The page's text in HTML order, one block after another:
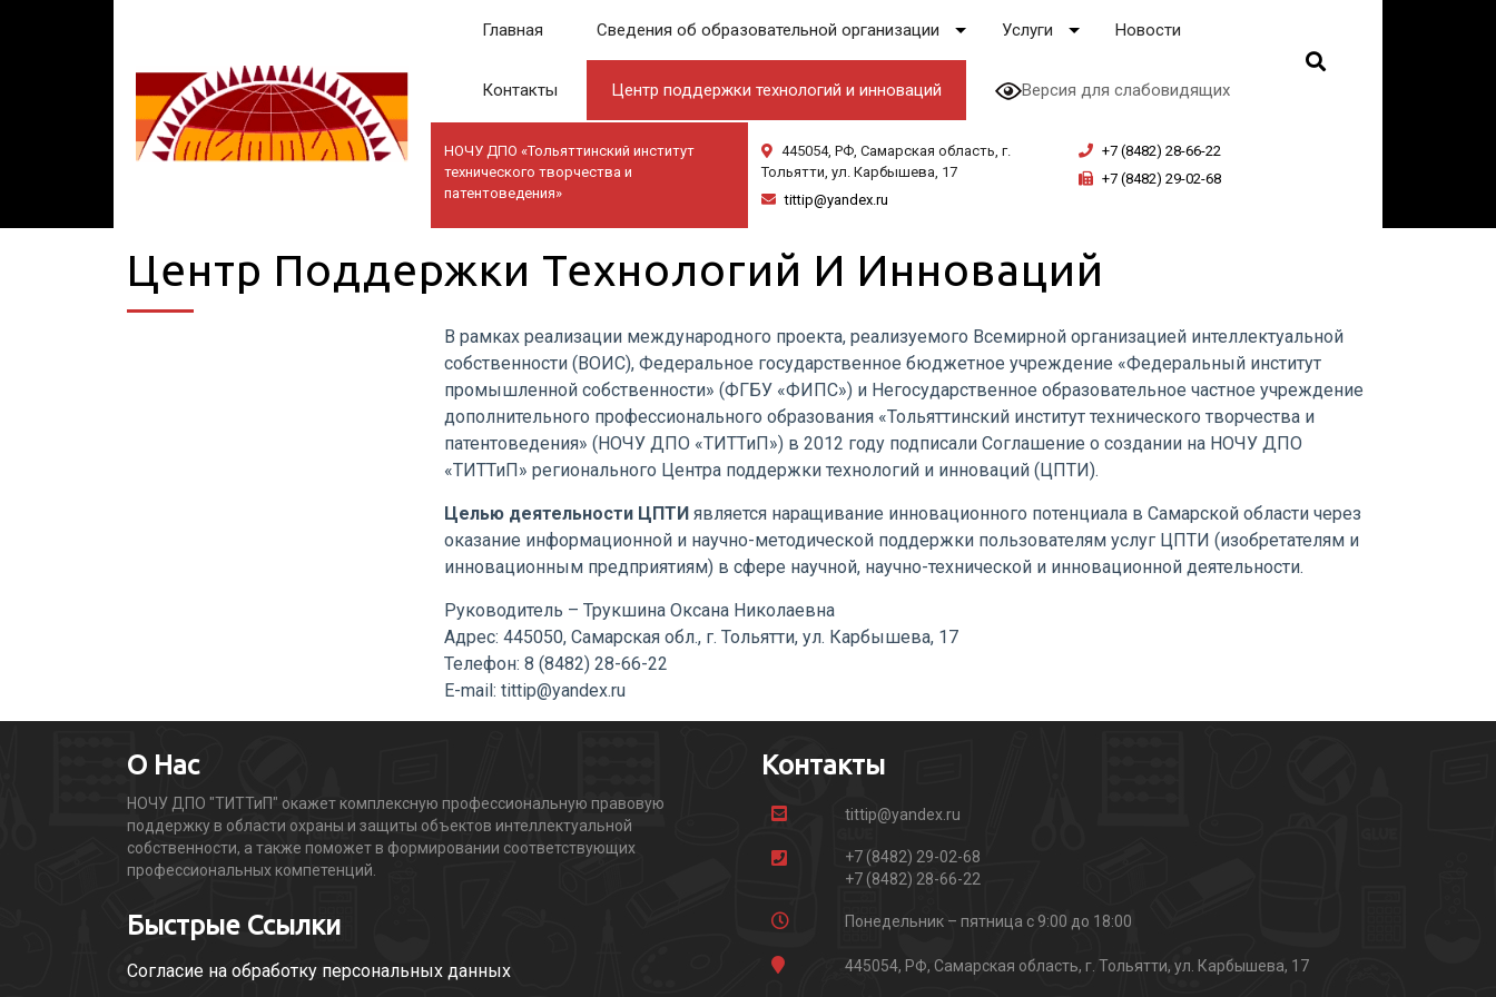
Главная Сведения об образовательной организации Услуги Новости
Контакты Центр поддержки технологий и инноваций Версия для слабовидящих
НОЧУ ДПО «Тольяттинский институт
технического творчества и
патентоведения»
445054, РФ, Самарская область, г.
Тольятти, ул. Карбышева, 17
tittip@yandex.ru
+7 (8482) 28-66-22
+7 (8482) 29-02-68
Центр Поддержки Технологий И Инноваций
В рамках реализации международного проекта, реализуемого Всемирной организацией интеллектуальной
собственности (ВОИС), Федеральное государственное бюджетное учреждение «Федеральный институт
промышленной собственности» (ФГБУ «ФИПС») и Негосударственное образовательное частное учреждение
дополнительного профессионального образования «Тольяттинский институт технического творчества и
патентоведения» (НОЧУ ДПО «ТИТТиП») в 2012 году подписали Соглашение о создании на НОЧУ ДПО
«ТИТТиП» регионального Центра поддержки технологий и инноваций (ЦПТИ).
Целью деятельности ЦПТИ является наращивание инновационного потенциала в Самарской области через
оказание информационной и научно-методической поддержки пользователям услуг ЦПТИ (изобретателям и
инновационным предприятиям) в сфере научной, научно-технической и инновационной деятельности.
Руководитель – Трукшина Оксана Николаевна
Адрес: 445050, Самарская обл., г. Тольятти, ул. Карбышева, 17
Телефон: 8 (8482) 28-66-22
E-mail: tittip@yandex.ru
О Нас
НОЧУ ДПО "ТИТТиП" окажет комплексную профессиональную правовую
поддержку в области охраны и защиты объектов интеллектуальной
собственности, а также поможет в формировании соответствующих
профессиональных компетенций.
Быстрые Ссылки
Согласие на обработку персональных данных
Контакты
tittip@yandex.ru
+7 (8482) 29-02-68
+7 (8482) 28-66-22
Понедельник – пятница с 9:00 до 18:00
445054, РФ, Самарская область, г. Тольятти, ул. Карбышева, 17